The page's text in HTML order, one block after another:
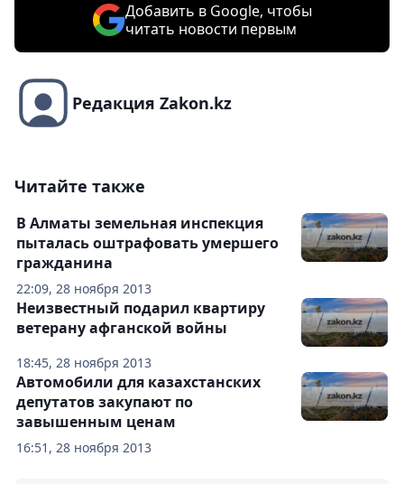
Добавить в Google, чтобы
читать новости первым
Редакция Zakon.kz
Читайте также
22:09, 28 ноября 2013
В Алматы земельная инспекция
пыталась оштрафовать умершего
гражданина
18:45, 28 ноября 2013
Неизвестный подарил квартиру
ветерану афганской войны
16:51, 28 ноября 2013
Автомобили для казахстанских
депутатов закупают по
завышенным ценам